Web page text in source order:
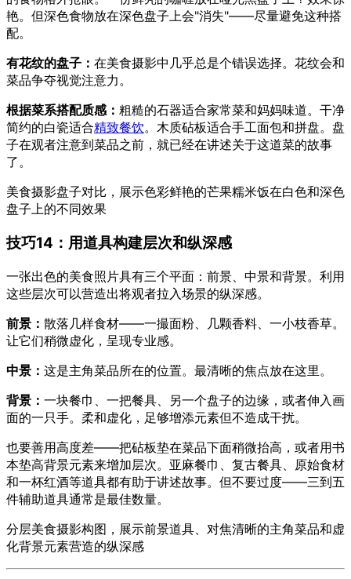
艳。但深色食物放在深色盘子上会"消失"——尽量避免这种搭
配。
有花纹的盘子： 在美食摄影中几乎总是个错误选择。花纹会和
菜品争夺视觉注意力。
根据菜系搭配质感： 粗糙的石器适合家常菜和妈妈味道。干净
简约的白瓷适合精致餐饮。木质砧板适合手工面包和拼盘。盘
子在观者注意到菜品之前，就已经在讲述关于这道菜的故事
了。
美食摄影盘子对比，展示色彩鲜艳的芒果糯米饭在白色和深色
盘子上的不同效果
技巧14：用道具构建层次和纵深感
一张出色的美食照片具有三个平面：前景、中景和背景。利用
这些层次可以营造出将观者拉入场景的纵深感。
前景： 散落几样食材——一撮面粉、几颗香料、一小枝香草。
让它们稍微虚化，呈现专业感。
中景： 这是主角菜品所在的位置。最清晰的焦点放在这里。
背景： 一块餐巾、一把餐具、另一个盘子的边缘，或者伸入画
面的一只手。柔和虚化，足够增添元素但不造成干扰。
也要善用高度差——把砧板垫在菜品下面稍微抬高，或者用书
本垫高背景元素来增加层次。亚麻餐巾、复古餐具、原始食材
和一杯红酒等道具都有助于讲述故事。但不要过度——三到五
件辅助道具通常是最佳数量。
分层美食摄影构图，展示前景道具、对焦清晰的主角菜品和虚
化背景元素营造的纵深感